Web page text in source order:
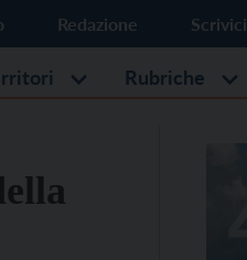
Redazione Scrivici
Rubriche